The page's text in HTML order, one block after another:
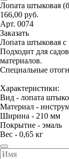
Лопата штыковая
166,00 руб.
Арт. 0074
Заказать
Лопата штыковая с
Подходит для
материалов.
Специальные
Характеристики:
Вид - лопата
Материал -
Ширина - 210 мм
Покрытие - эмаль
Вес - 0,65 кг